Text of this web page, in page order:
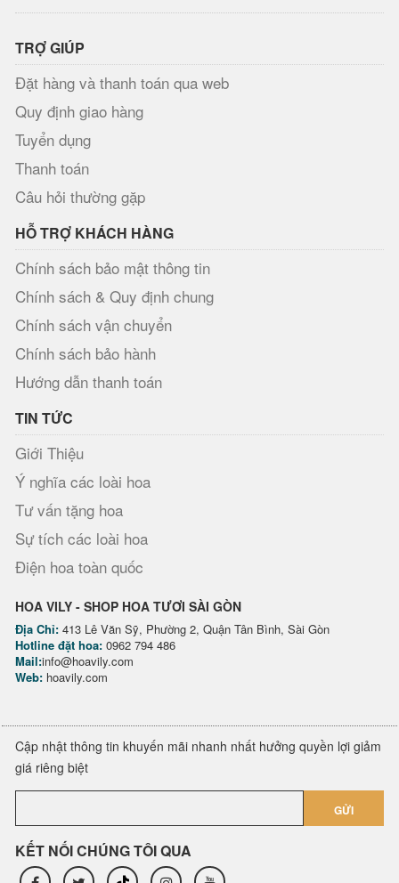
TRỢ GIÚP
Đặt hàng và thanh toán qua web
Quy định giao hàng
Tuyển dụng
Thanh toán
Câu hỏi thường gặp
HỖ TRỢ KHÁCH HÀNG
Chính sách bảo mật thông tin
Chính sách & Quy định chung
Chính sách vận chuyển
Chính sách bảo hành
Hướng dẫn thanh toán
TIN TỨC
Giới Thiệu
Ý nghĩa các loài hoa
Tư vấn tặng hoa
Sự tích các loài hoa
Điện hoa toàn quốc
HOA VILY - SHOP HOA TƯƠI SÀI GÒN
Địa Chỉ: 413 Lê Văn Sỹ, Phường 2, Quận Tân Bình, Sài Gòn
Hotline đặt hoa: 0962 794 486
Mail:info@hoavily.com
Web: hoavily.com
Cập nhật thông tin khuyến mãi nhanh nhất hưởng quyền lợi giảm
giá riêng biệt
GỬI
KẾT NỐI CHÚNG TÔI QUA